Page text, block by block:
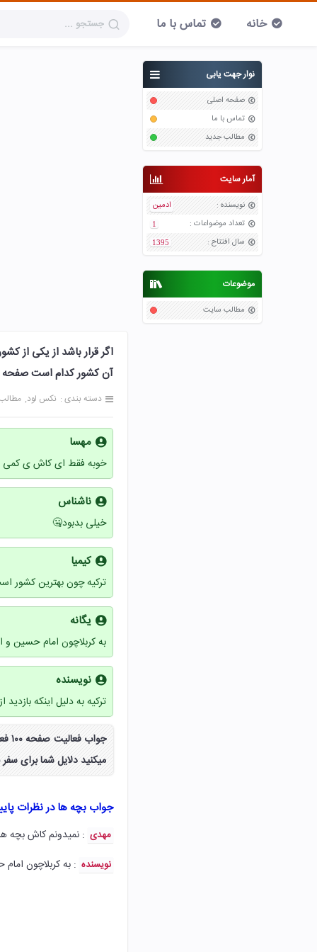
خانه تماس با ما
نوار جهت یابی
صفحه اصلی
تماس با ما
مطالب جدید
آمار سایت
نویسنده :
ادمین
تعداد موضواعات :
1
سال افتتاح :
1395
موضوعات
مطالب سایت
اگر قرار باشد از یکی از
آن کشور کدام است صفحه 100 مطالعات اجتماعی ششم
دسته بندی : نکس لود
مهسا
خوبه فقط ای کاش ی کمی
ناشناس
خیلی بدبود🤐
کیمیا
ترکیه چون بهترین کشور
یگانه
به کربلاچون امام حسین و
نویسنده
ترکیه به دلیل اینکه
میکنید دلایل شما برای
جواب بچه ها در نظرات
مهدی : نمیدونم کاش بچه
نویسنده : به کربلاچون